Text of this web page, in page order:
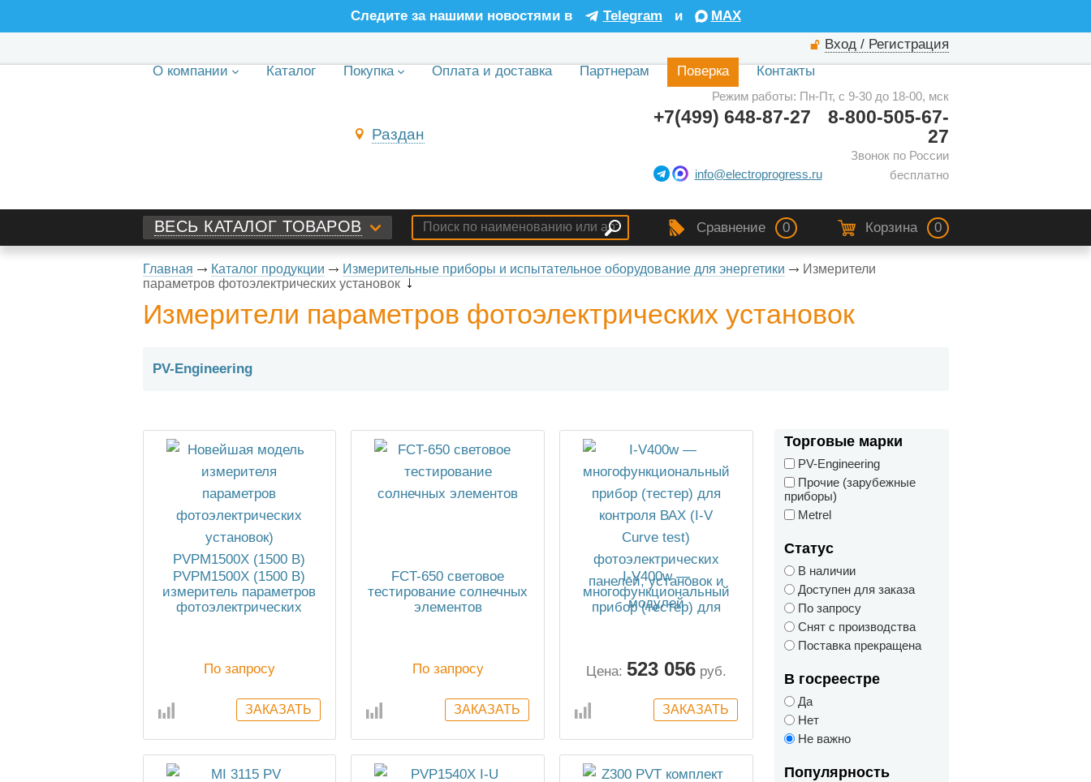
Следите за нашими новостями в Telegram и
MAX
Вход / Регистрация
О компании
Каталог Покупка Оплата и доставка Партнерам Поверка Контакты
Раздан
Режим работы: Пн-Пт, с 9-30 до 18-00, мск
8-800-505-67-
27
Звонок по России
бесплатно
+7(499) 648-87-27
info@electroprogress.ru
ВЕСЬ КАТАЛОГ ТОВАРОВ Сравнение 0 Корзина 0
Главная Каталог продукции Измерительные приборы и испытательное оборудование для энергетики
Измерители
параметров фотоэлектрических установок
Измерители параметров фотоэлектрических установок
PV-Engineering
PVPM1500X (1500 В)
измеритель параметров
фотоэлектрических
По запросу
FCT-650 световое
тестирование солнечных
элементов
По запросу
I-V400w —
многофункциональный
прибор (тестер) для
модулей
Цена: 523 056 руб.
Торговые марки
PV-Engineering
Прочие (зарубежные
приборы)
Metrel
Статус
В наличии
Доступен для заказа
По запросу
Снят с производства
Поставка прекращена
В госреестре
Да
Нет
Не важно
Популярность